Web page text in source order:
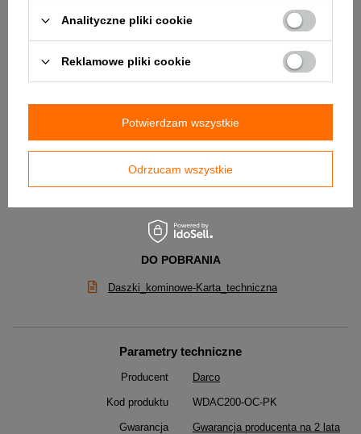
DO POBRANIA
Daszki_kominowe-Karta_techniczna
Parametry techniczne
Producent Darco
Kod produktu WDAC200-OC-PK
Gwarancja Gwarancja producenta na 2 lata
Analityczne pliki cookie
Reklamowe pliki cookie
Odrzucam wszystkie
Potwierdzam wszystkie